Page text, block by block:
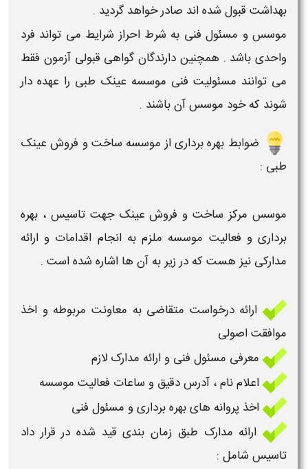
بهداشت قبول شده اند صادر خواهد گردید .
موسس و مسئول فنی به شرط احراز شرایط می تواند فرد
واحدی باشد . همچنین دارندگان گواهی قبولی آزمون فقط
می توانند مسئولیت فنی موسسه عینک طبی را عهده دار
شوند که خود موسس آن باشند .
ضوابط بهره برداری از موسسه ساخت و فروش عینک
طبی :
موسس مرکز ساخت و فروش عینکجهتتاسیس، بهره
برداریو فعالیت موسسه ملزم به انجام اقدامات و ارائه
مدارکی نیز هست که در زیر به آن ها اشاره شده است .
ارائه درخواست متقاضی به معاونت مربوطه و اخذ
موافقت اصولی
معرفی مسئول فنی و ارائه مدارک لازم
اعلام نام ، آدرس دقیق و ساعات فعالیت موسسه
اخذ پروانه هایبهره برداریو مسئول فنی
ارائه مدارک طبق زمان بندی قید شده در قرار داد
تاسیس شامل :